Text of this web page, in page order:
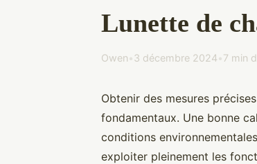
Lunette de
Owen•3 décembre 2024•7 min
Obtenir des mesures
fondamentaux. Une bonne
conditions
exploiter pleinement les